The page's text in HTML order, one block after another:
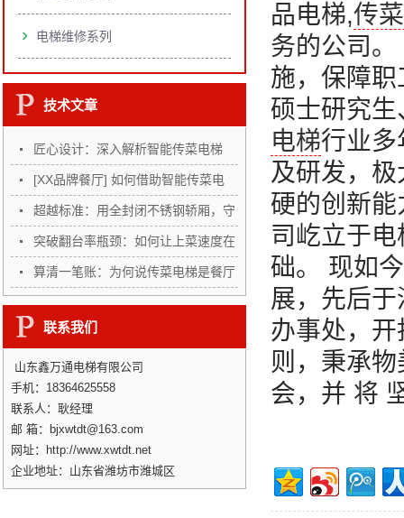
品电梯,传
务的公司
施，保障
硕士研究
电梯行业
及研发，
硬的创新
司屹立于
础。 现如
展，先后
办事处，
则，秉承
会，并 将
电梯维修系列
技术文章
匠心设计：深入解析智能传菜电梯
的…
[XX品牌餐厅] 如何借助智能传菜电
梯…
超越标准：用全封闭不锈钢轿厢，守
护…
突破翻台率瓶颈：如何让上菜速度在
高…
算清一笔账：为何说传菜电梯是餐厅
联系我们
山东鑫万通电梯有限公司
手机：18364625558
联系人：耿经理
邮 箱：bjxwtdt@163.com
网址：http://www.xwtdt.net
企业地址：山东省潍坊市潍城区